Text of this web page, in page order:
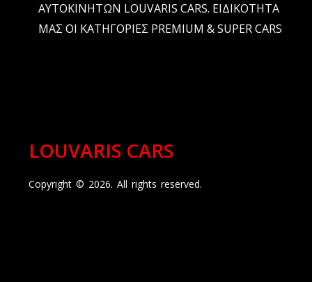
ΑΥΤΟΚΙΝΗΤΩΝ LOUVARIS CARS. ΕΙΔΙΚΟΤΗΤΑ
ΜΑΣ ΟΙ ΚΑΤΗΓΟΡΙΕΣ PREMIUM & SUPER CARS
LOUVARIS CARS
Copyright © 2026. All rights reserved.